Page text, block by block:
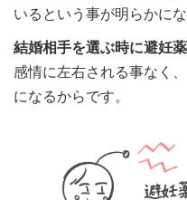
いるという事が明らかにな
結婚相手を選ぶ時に避妊
感情に左右される事なく
になるからです。